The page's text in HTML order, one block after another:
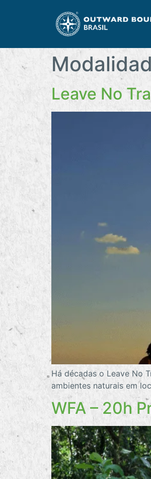
Leave No
Há décadas o Leave No
ambientes naturais em
WFA – 20h